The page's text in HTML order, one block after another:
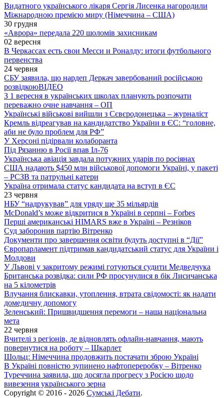
Видатного українського лікаря Сергія Лисенка нагородили
Міжнародною премією миру (Німеччина – США)
30 грудня
«Аврора» передала 220 шоломів захисникам
02 вересня
В Черкассах есть свои Месси и Роналду: итоги футбольного
первенства
24 червня
СБУ заявила, що нардеп Деркач завербований російською
розвідкоюВІДЕО
З 1 вересня в українських школах планують розпочати
переважно очне навчання – ОП
Українські військові вийшли з Сєвєродонецька – журналіст
Кремль відреагував на кандидатство України в ЄС: “головне,
аби не було проблем для РФ”
У Херсоні підірвали колаборанта
Під Рязанню в Росії впав Іл-76
Українська авіація завдала потужних ударів по росіянах
США надають $450 млн військової допомоги Україні, у пакеті
– РСЗВ та патрульні катери
Україна отримала статус кандидата на вступ в ЄС
23 червня
НБУ “надрукував” для уряду ще 35 мільярдів
McDonald’s може відкритися в Україні в серпні – Forbes
Перші американські HIMARS вже в Україні – Резніков
Суд заборонив партію Вітренко
Документи про завершення освіти будуть доступні в “Дії”
Європарламент підтримав кандидатський статус для України і
Молдови
У Львові у закритому режимі готуються судити Медведчука
Британська розвідка: сили РФ просунулися в бік Лисичанська
на 5 кілометрів
Влучання блискавки, утоплення, втрата свідомості: як надати
домедичну допомогу
Зеленський: Пришвидшення перемоги – наша національна
мета
22 червня
Вчителі з регіонів, де відновлять офлайн-навчання, мають
повернутися на роботу – Шкарлет
Шольц: Німеччина продовжить постачати зброю Україні
В Україні повністю зупинено нафтопереробку – Вітренко
Туреччина заявила, що досягла прогресу з Росією щодо
вивезення українського зерна
Copyright © 2016 - 2026 Сумські Дебати.